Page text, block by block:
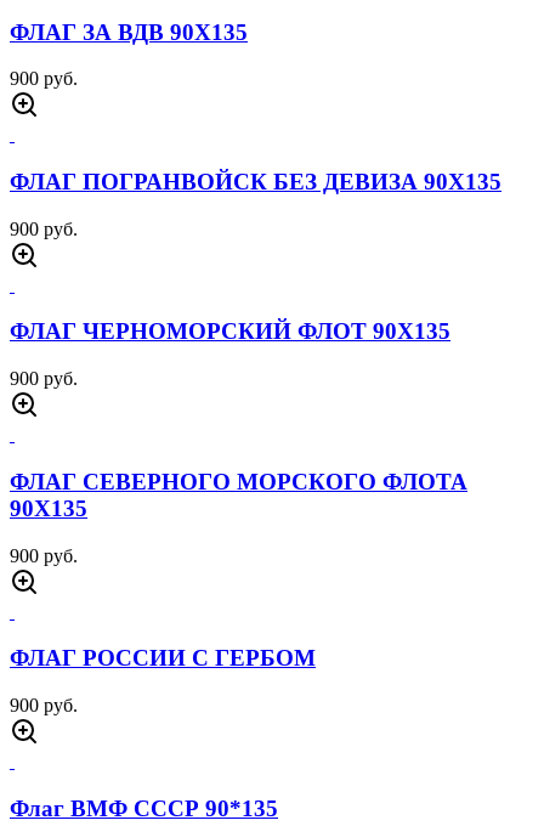
ФЛАГ ЗА ВДВ 90Х135
900 руб.
ФЛАГ ПОГРАНВОЙСК БЕЗ ДЕВИЗА 90Х135
900 руб.
ФЛАГ ЧЕРНОМОРСКИЙ ФЛОТ 90Х135
900 руб.
ФЛАГ СЕВЕРНОГО МОРСКОГО ФЛОТА
90Х135
900 руб.
ФЛАГ РОССИИ С ГЕРБОМ
900 руб.
Флаг ВМФ СССР 90*135